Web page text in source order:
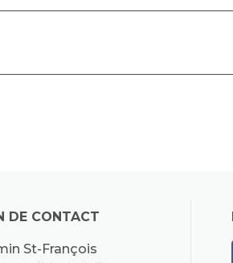
DE CONTACT
St-François